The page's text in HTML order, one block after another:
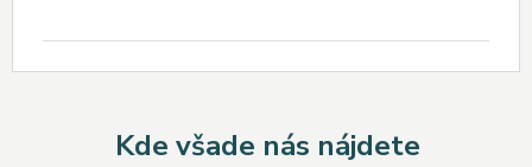
Kde všade nás nájdete